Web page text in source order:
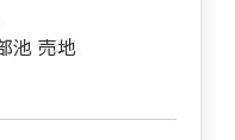
池 売地